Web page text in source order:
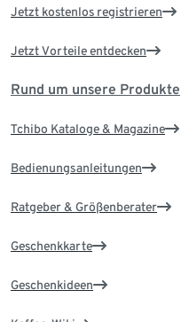
Jetzt kostenlos registrieren
Jetzt Vorteile entdecken
Rund um unsere Produkte
Tchibo Kataloge & Magazine
Bedienungsanleitungen
Ratgeber & Größenberater
Geschenkkarte
Geschenkideen